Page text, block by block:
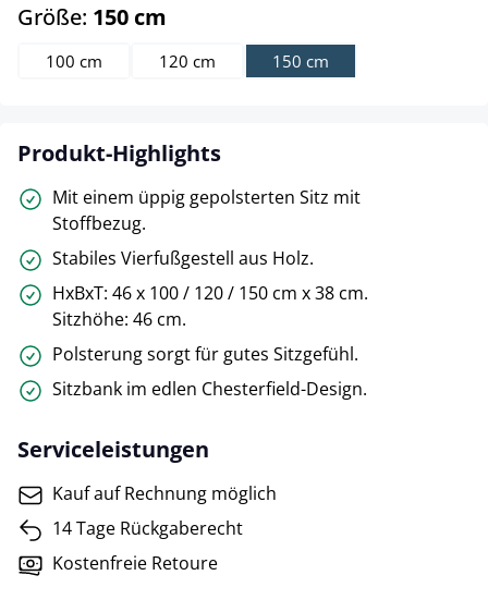
Größe: 150 cm
100 cm 120 cm 150 cm
Produkt-Highlights
Mit einem üppig gepolsterten Sitz mit
Stoffbezug.
Stabiles Vierfußgestell aus Holz.
HxBxT: 46 x 100 / 120 / 150 cm x 38 cm.
Sitzhöhe: 46 cm.
Polsterung sorgt für gutes Sitzgefühl.
Sitzbank im edlen Chesterfield-Design.
Serviceleistungen
Kauf auf Rechnung möglich
14 Tage Rückgaberecht
Kostenfreie Retoure